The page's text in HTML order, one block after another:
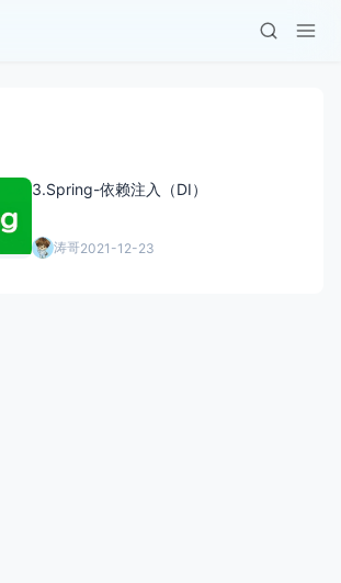
3.Spring-依赖注入（DI）
涛哥2021-12-23